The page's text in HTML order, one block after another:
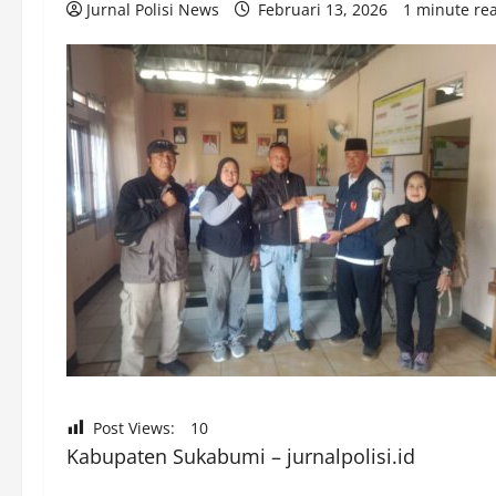
Jurnal Polisi News Februari 13, 2026 1 minute
Post Views: 10
Kabupaten Sukabumi – jurnalpolisi.id